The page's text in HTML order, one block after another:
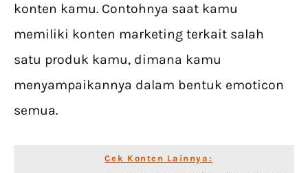
konten kamu. Contohnya saat kamu
memiliki konten marketing terkait salah
satu produk kamu, dimana kamu
menyampaikannya dalam bentuk emoticon
semua.
Cek Konten Lainnya: